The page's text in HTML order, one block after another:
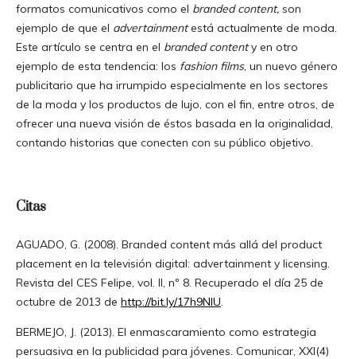
formatos comunicativos como el branded content,son
ejemplo de que el advertainmentestá actualmente de moda.
Este artículo se centra en el branded contenty en otro
ejemplo de esta tendencia: los fashion films, un nuevo género
publicitario que ha irrumpido especialmente en los sectores
de la moda y los productos de lujo, con el fin, entre otros, de
ofrecer una nueva visión de éstos basada en la originalidad,
contando historias que conecten con su público objetivo.
Citas
AGUADO, G. (2008). Branded content más allá del product
placement en la televisión digital: advertainment y licensing.
Revista del CES Felipe, vol. II, nº 8. Recuperado el día 25 de
octubre de 2013 de http://bit.ly/17h9NIU.
BERMEJO, J. (2013). El enmascaramiento como estrategia
persuasiva en la publicidad para jóvenes. Comunicar, XXI(4)